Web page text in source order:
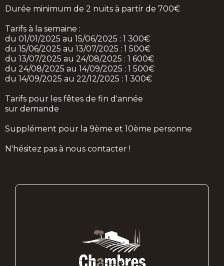
Durée minimum de 2 nuits à partir de 700€
Tarifs à la semaine :
du 01/01/2025 au 15/06/2025 : 1 300€
du 15/06/2025 au 13/07/2025 : 1 500€
du 13/07/2025 au 24/08/2025 : 1 600€
du 24/08/2025 au 14/09/2025 : 1 500€
du 14/09/2025 au 22/12/2025 : 1 300€
Tarifs pour les fêtes de fin d'année
sur demande
Supplément pour la 9ème et 10ème personne
N'hésitez pas à nous contacter !